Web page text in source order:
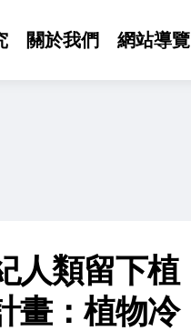
關於我們 網站導覽
人類留下植
畫：植物冷